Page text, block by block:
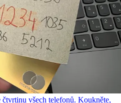
všech telefonů. Koukněte,